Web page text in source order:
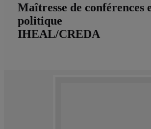
Maîtresse de conférences
politique
IHEAL/CREDA